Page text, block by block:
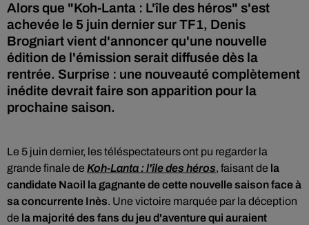
Alors que "Koh-Lanta : L'île des héros" s'est
achevée le 5 juin dernier sur TF1, Denis
Brogniart vient d'annoncer qu'une nouvelle
édition de l'émission serait diffusée dès la
rentrée. Surprise : une nouveauté complètement
inédite devrait faire son apparition pour la
prochaine saison.
Le 5 juin dernier, les téléspectateurs ont pu regarder la
grande finale de Koh-Lanta : l'île des héros, faisant de la
candidate Naoil la gagnante de cette nouvelle saison face à
sa concurrente Inès. Une victoire marquée par la déception
de la majorité des fans du jeu d'aventure qui auraient